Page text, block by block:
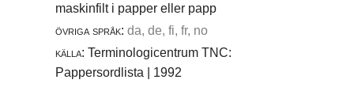
maskinfilt i papper eller papp
övriga språk: da, de, fi, fr, no
källa: Terminologicentrum TNC:
Pappersordlista | 1992